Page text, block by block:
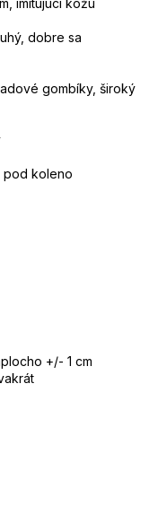
imitujúci kožu
dobre sa
gombíky, široký
pod koleno
+/- 1 cm